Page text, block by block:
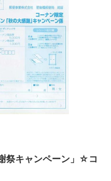
祭キャンペーン」☆コ